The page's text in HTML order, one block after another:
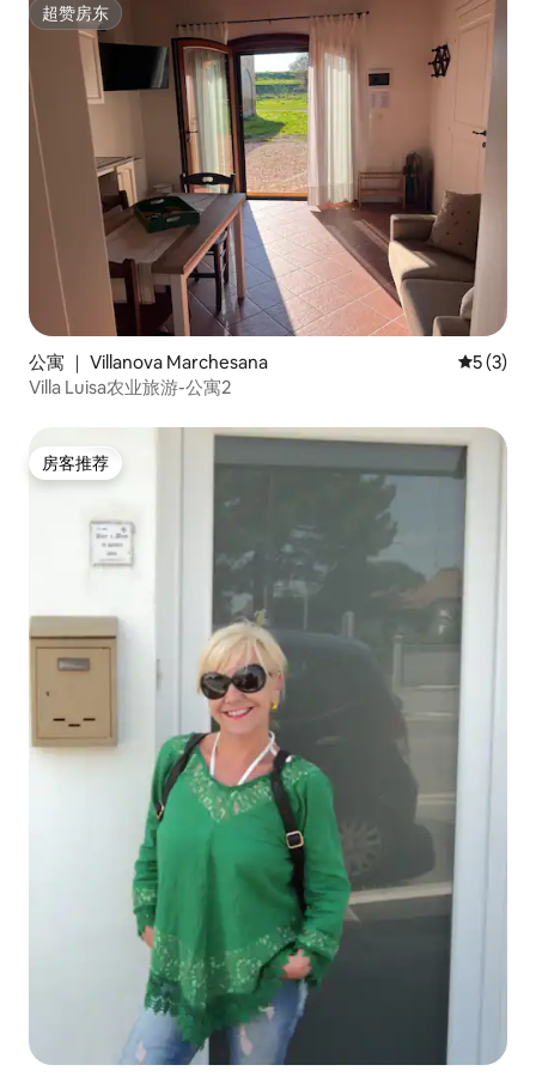
超赞房东
超赞房东
公寓 ｜ Villanova Marchesana 平均评分
5 (3)
Villa Luisa农业旅游-公寓2
房客推荐
房客推荐